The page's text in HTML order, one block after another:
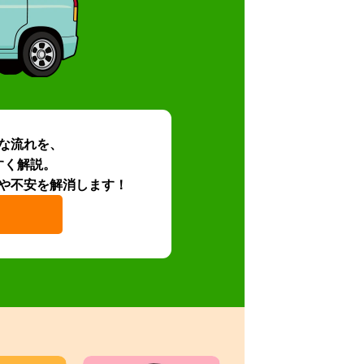
流れを、
解説。
不安を解消します！